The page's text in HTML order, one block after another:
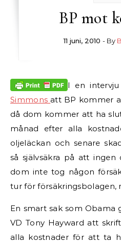
BP mot
11 juni, 2010 - By
I en
Simmonsatt BP kommer
då dom kommer att ha
månad efter alla
oljeläckan och senare
så självsäkra på att
dom inte tog någon
tur för försäkringsbolagen,
En smart sak som Obama
VD Tony Hayward att
alla kostnader för att ta